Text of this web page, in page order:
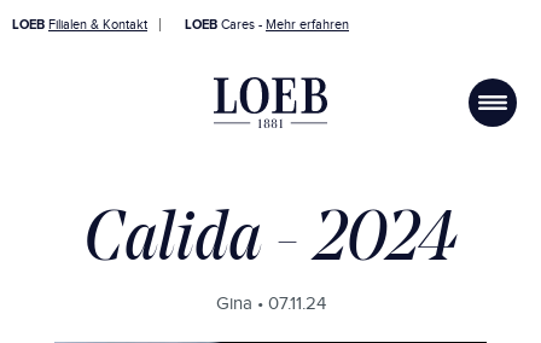
LOEB Filialen & Kontakt LOEB Cares - Mehr erfahren
Calida - 2024
Gina • 07.11.24